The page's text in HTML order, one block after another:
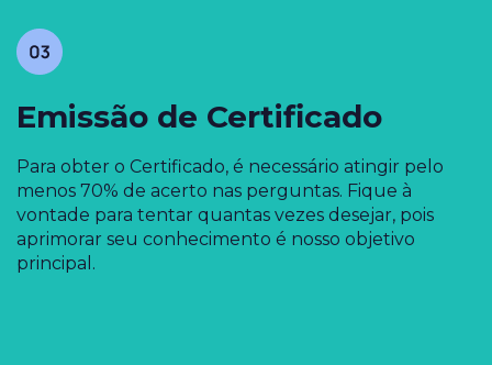
Emissão de Certificado
Para obter o Certificado, é necessário atingir pelo
menos 70% de acerto nas perguntas. Fique à
vontade para tentar quantas vezes desejar, pois
aprimorar seu conhecimento é nosso objetivo
principal.